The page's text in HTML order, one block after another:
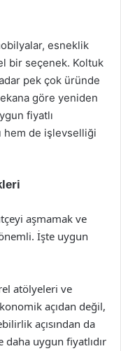
esneklik
bir seçenek. Koltuk
pek çok üründe
göre yeniden
fiyatlı
hem de işlevselliği
aşmamak ve
İşte uygun
atölyeleri ve
açıdan değil,
açısından da
daha uygun fiyatlıdır